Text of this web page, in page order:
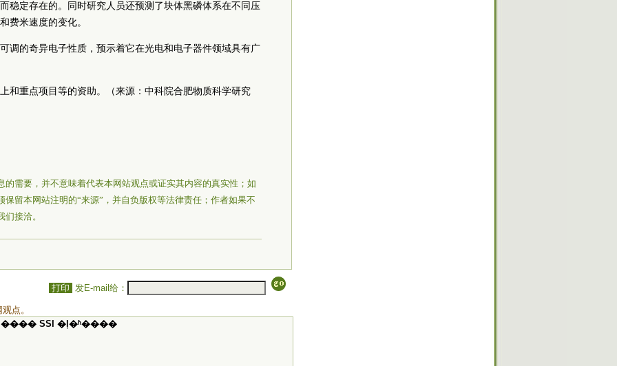
稳定存在的。同时研究人员还预测了块体黑磷体系在不同压
费米速度的变化。
调的奇异电子性质，预示着它在光电和电子器件领域具有广
和重点项目等的资助。（来源：中科院合肥物质科学研究
需要，并不意味着代表本网站观点或证实其内容的真实性；如
留本网站注明的“来源”，并自负版权等法律责任；作者如果不
接洽。
打印 发E-mail给：
点。
���� SSI �ļ�ʱ����